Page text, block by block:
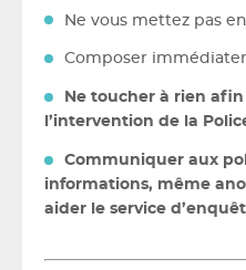
Ne vous mettez pas
Composer
Ne toucher à rien
l’intervention de la
Communiquer aux
informations, même
aider le service